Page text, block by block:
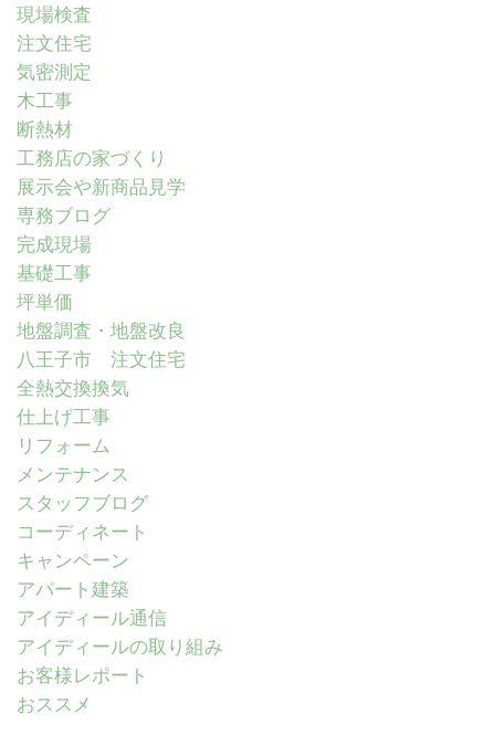
現場検査
注文住宅
気密測定
木工事
断熱材
工務店の家づくり
展示会や新商品見学
専務ブログ
完成現場
基礎工事
坪単価
地盤調査・地盤改良
八王子市 注文住宅
全熱交換換気
仕上げ工事
リフォーム
メンテナンス
スタッフブログ
コーディネート
キャンペーン
アパート建築
アイディール通信
アイディールの取り組み
お客様レポート
おススメ